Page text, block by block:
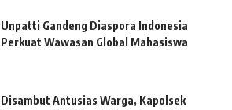
Unpatti Gandeng Diaspora Indonesia
Perkuat Wawasan Global Mahasiswa
Disambut Antusias Warga, Kapolsek